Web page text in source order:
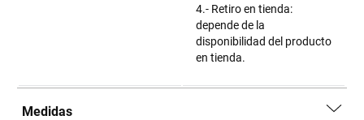
4.- Retiro en tienda:
depende de la
disponibilidad del producto
en tienda.
Medidas